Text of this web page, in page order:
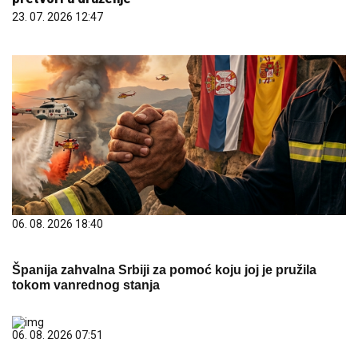
06. 08. 2026 18:40
Španija zahvalna Srbiji za pomoć koju joj je pružila
06. 08. 2026 07:51
Због екстремних врућина готово дупло више